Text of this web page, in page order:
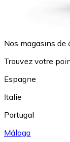
Nos magasins de
Trouvez votre
Espagne
Italie
Portugal
Málaga